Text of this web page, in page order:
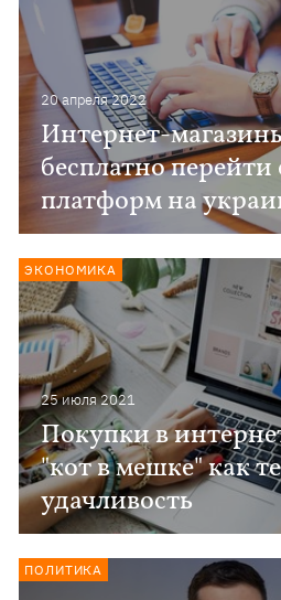
20 апреля 2022
Интернет-
бесплатно
платформ на
25 июля 2021
Покупки в
"кот в мешке" как
удачливость
ЭКОНОМИКА
ПОЛИТИКА